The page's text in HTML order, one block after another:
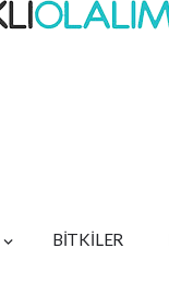
BİTKİLER